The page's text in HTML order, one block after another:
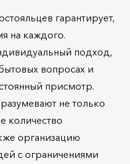
гарантирует,
на каждого.
подход,
вопросах и
присмотр.
не только
количество
организацию
с ограничениями